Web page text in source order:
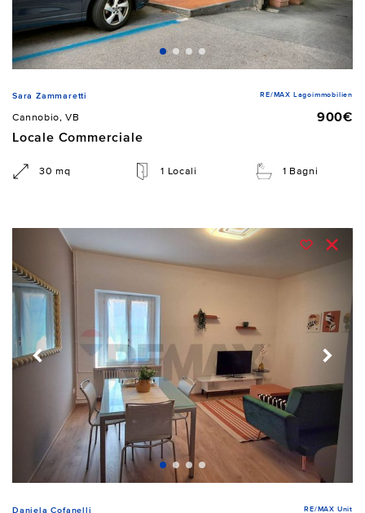
Sara Zammaretti RE/MAX Lagoimmobilien
Cannobio, VB
900€
Locale Commerciale
30 mq 1 Locali 1 Bagni
Daniela Cofanelli RE/MAX Unit